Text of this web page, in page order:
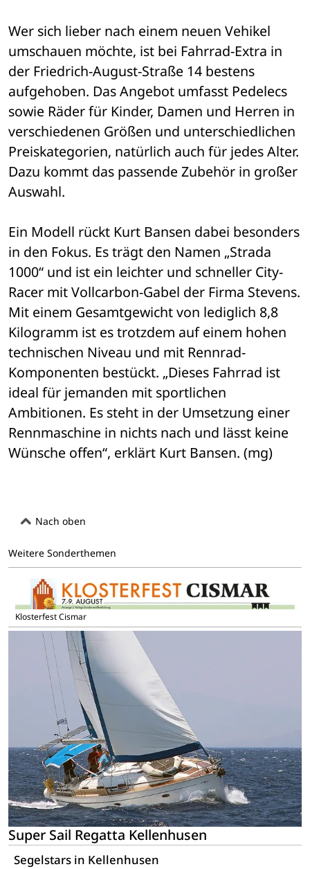
Wer sich lieber nach einem neuen Vehikel
umschauen möchte, ist bei Fahrrad-Extra in
der Friedrich-August-Straße 14 bestens
aufgehoben. Das Angebot umfasst Pedelecs
sowie Räder für Kinder, Damen und Herren in
verschiedenen Größen und unterschiedlichen
Preiskategorien, natürlich auch für jedes Alter.
Dazu kommt das passende Zubehör in großer
Auswahl.
Ein Modell rückt Kurt Bansen dabei besonders
in den Fokus. Es trägt den Namen „Strada
1000“ und ist ein leichter und schneller City-
Racer mit Vollcarbon-Gabel der Firma Stevens.
Mit einem Gesamtgewicht von lediglich 8,8
Kilogramm ist es trotzdem auf einem hohen
technischen Niveau und mit Rennrad-
Komponenten bestückt. „Dieses Fahrrad ist
ideal für jemanden mit sportlichen
Ambitionen. Es steht in der Umsetzung einer
Rennmaschine in nichts nach und lässt keine
Wünsche offen“, erklärt Kurt Bansen. (mg)
Nach oben
Weitere Sonderthemen
Klosterfest Cismar
Super Sail Regatta Kellenhusen
Segelstars in Kellenhusen